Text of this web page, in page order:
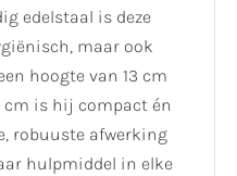
edelstaal is deze
maar ook
hoogte van 13 cm
cm is hij compact én
robuuste afwerking
hulpmiddel in elke